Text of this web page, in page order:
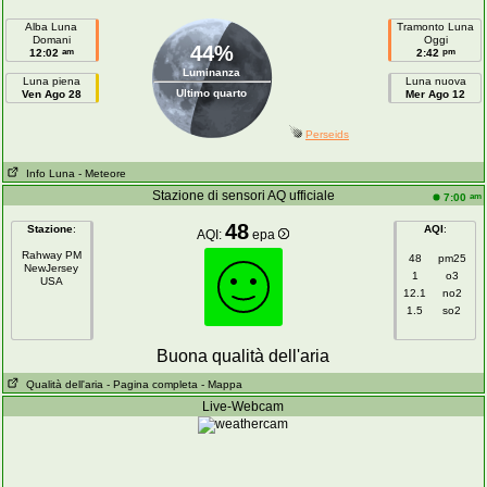
Alba Luna
Domani
12:02 am
Luna piena
Ven Ago 28
44%
Luminanza
Ultimo quarto
Tramonto Luna
Oggi
2:42 pm
Luna nuova
Mer Ago 12
Perseids
Info Luna - Meteore
Stazione di sensori AQ ufficiale 7:00 am
Stazione:
Rahway PM
NewJersey
USA
AQI:48 epa AQI:
48
pm25
1
o3
12.1
no2
1.5
so2
Buona qualità dell'aria
Qualità dell'aria - Pagina completa - Mappa
Live-Webcam